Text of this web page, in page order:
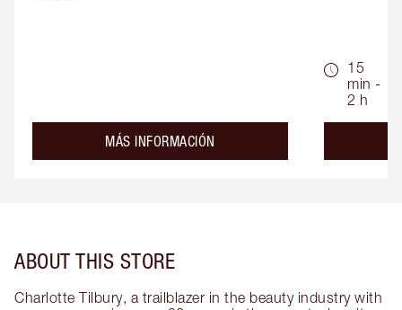
MÁS INFORMACIÓN
15
min -
2 h
ABOUT THIS STORE
Charlotte Tilbury, a trailblazer in the beauty industry with